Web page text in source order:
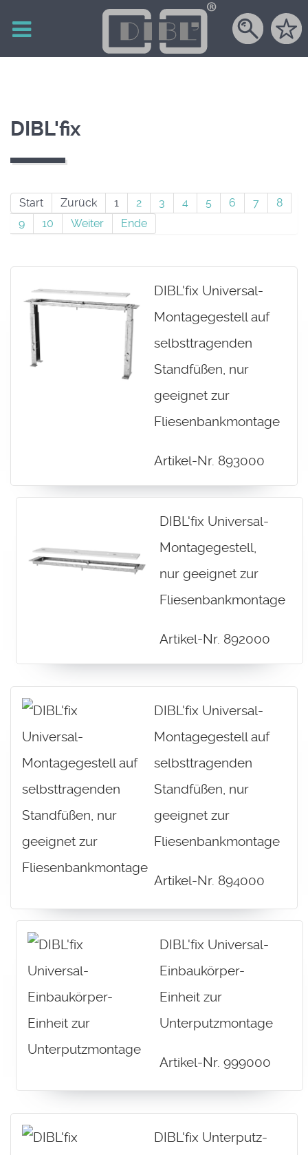
DIBL'fix
Start Zurück 1 2 3 4 5 6 7
8
9
10 Weiter Ende
DIBL'fix Universal-
Montagegestell auf
selbsttragenden
Standfüßen, nur
geeignet zur
Fliesenbankmontage
Artikel-Nr. 893000
DIBL'fix Universal-
Montagegestell,
nur geeignet zur
Fliesenbankmontage
Artikel-Nr. 892000
DIBL'fix Universal-
Montagegestell auf
selbsttragenden
Standfüßen, nur
geeignet zur
Fliesenbankmontage
Artikel-Nr. 894000
DIBL'fix Universal-
Einbaukörper-
Einheit zur
Unterputzmontage
Artikel-Nr. 999000
DIBL'fix Unterputz-